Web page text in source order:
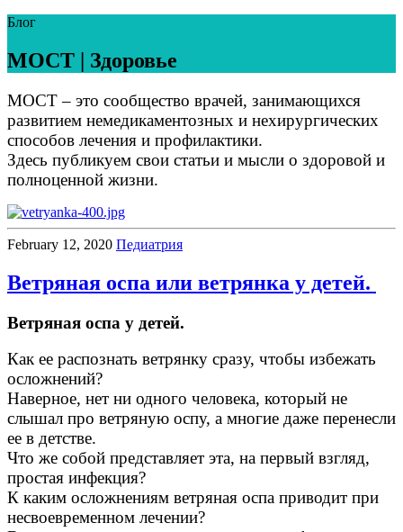
Блог
МОСТ | Здоровье
МОСТ – это сообщество врачей, занимающихся
развитием немедикаментозных и нехирургических
способов лечения и профилактики.
Здесь публикуем свои статьи и мысли о здоровой и
полноценной жизни.
February 12, 2020 Педиатрия
Ветряная оспа или ветрянка у детей.
Ветряная оспа у детей.
Как ее распознать ветрянку сразу, чтобы избежать
осложнений?
Наверное, нет ни одного человека, который не
слышал про ветряную оспу, а многие даже перенесли
ее в детстве.
Что же собой представляет эта, на первый взгляд,
простая инфекция?
К каким осложнениям ветряная оспа приводит при
несвоевременном лечении?